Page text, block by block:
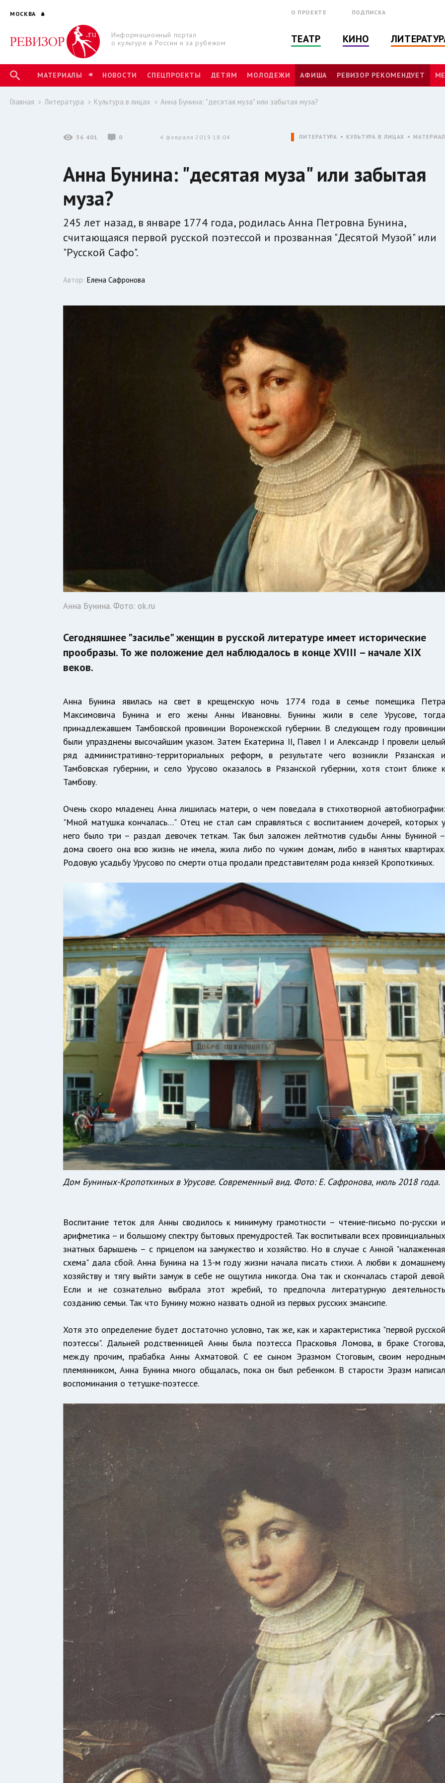
МОСКВА
Информационный портал
о культуре в России и за рубежом
О ПРОЕКТЕ ПОДПИСКА
ТЕАТР КИНО
МАТЕРИАЛЫ НОВОСТИ СПЕЦПРОЕКТЫ ДЕТЯМ МОЛОДЕЖИ АФИША РЕВИЗОР РЕКОМЕНДУЕТ
Главная Литература Культура в лицах Анна Бунина: "десятая муза" или забытая муза?
36 401 0 4 февраля 2019 18:04 ЛИТЕРАТУРА КУЛЬТУРА В ЛИЦАХ МАТЕРИАЛ
Анна Бунина: "десятая муза" или забытая
муза?
245 лет назад, в январе 1774 года, родилась Анна Петровна Бунина,
считающаяся первой русской поэтессой и прозванная "Десятой Музой" или
"Русской Сафо".
Автор:Елена Сафронова
Анна Бунина. Фото: ok.ru
Сегодняшнее "засилье" женщин в русской литературе имеет исторические
прообразы. То же положение дел наблюдалось в конце XVIII – начале XIX
веков.
Анна Бунина явилась на свет в крещенскую ночь 1774 года в семье помещика Петра
Максимовича Бунина и его жены Анны Ивановны. Бунины жили в селе Урусове, тогда
принадлежавшем Тамбовской провинции Воронежской губернии. В следующем году провинции
были упразднены высочайшим указом. Затем Екатерина II, Павел I и Александр I провели целый
ряд административно-территориальных реформ, в результате чего возникли Рязанская и
Тамбовская губернии, и село Урусово оказалось в Рязанской губернии, хотя стоит ближе к
Тамбову.
Очень скоро младенец Анна лишилась матери, о чем поведала в стихотворной автобиографии:
"Мной матушка кончалась…" Отец не стал сам справляться с воспитанием дочерей, которых у
него было три – раздал девочек теткам. Так был заложен лейтмотив судьбы Анны Буниной –
дома своего она всю жизнь не имела, жила либо по чужим домам, либо в нанятых квартирах.
Родовую усадьбу Урусово по смерти отца продали представителям рода князей Кропоткиных.
Дом Буниных-Кропоткиных в Урусове. Современный вид. Фото: Е. Сафронова, июль 2018 года.
Воспитание теток для Анны сводилось к минимуму грамотности – чтение-письмо по-русски и
арифметика – и большому спектру бытовых премудростей. Так воспитывали всех провинциальных
знатных барышень – с прицелом на замужество и хозяйство. Но в случае с Анной "налаженная
схема" дала сбой. Анна Бунина на 13-м году жизни начала писать стихи. А любви к домашнему
хозяйству и тягу выйти замуж в себе не ощутила никогда. Она так и скончалась старой девой.
Если и не сознательно выбрала этот жребий, то предпочла литературную деятельность
созданию семьи. Так что Бунину можно назвать одной из первых русских эмансипе.
Хотя это определение будет достаточно условно, так же, как и характеристика "первой русской
поэтессы". Дальней родственницей Анны была поэтесса Прасковья Ломова, в браке Стогова,
между прочим, прабабка Анны Ахматовой. С ее сыном Эразмом Стоговым, своим неродным
племянником, Анна Бунина много общалась, пока он был ребенком. В старости Эразм написал
воспоминания о тетушке-поэтессе.